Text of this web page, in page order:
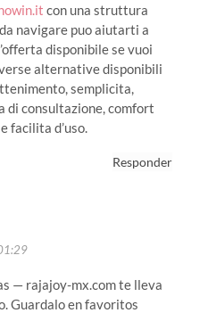
con una struttura
navigare puo aiutarti a
disponibile se vuoi
alternative disponibili
semplicita,
di consultazione, comfort
facilita d’uso.
Responder
— rajajoy-mx.com te lleva
Guardalo en favoritos